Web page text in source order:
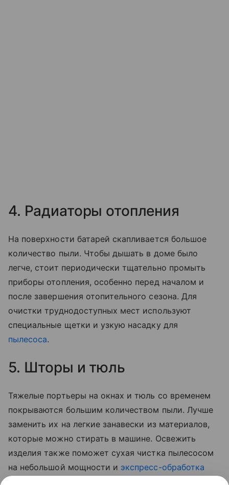
4. Радиаторы отопления
На поверхности батарей скапливается большое
количество пыли. Чтобы дышать в доме было
легче, стоит периодически тщательно промыть
приборы отопления, особенно перед началом и
после завершения отопительного сезона. Для
очистки труднодоступных мест используют
специальные щетки и узкую насадку для
пылесоса.
5. Шторы и тюль
Тяжелые портьеры на окнах и тюль со временем
покрываются большим количеством пыли. Лучше
заменить их на легкие занавески из материалов,
которые можно стирать в машине. Освежить
изделия также поможет сухая чистка пылесосом
на небольшой мощности и экспресс-обработка